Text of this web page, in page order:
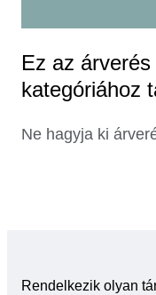
Ez az
kategóriához
Ne hagyja ki
Rendelkezik olyan